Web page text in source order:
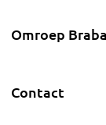
Omroep
Contact